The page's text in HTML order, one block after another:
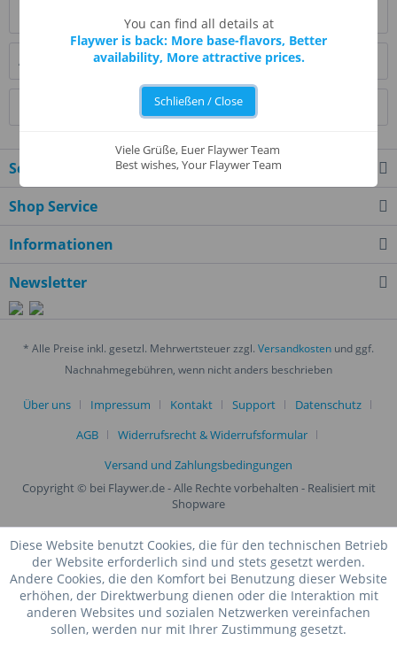
Bewertungen lesen, schreiben und diskutieren...
Ähnliche Artikel
Service Hotline
Shop Service
Informationen
Newsletter
* Alle Preise inkl. gesetzl. Mehrwertsteuer zzgl. Versandkosten und ggf.
Nachnahmegebühren, wenn nicht anders beschrieben
Über uns Impressum Kontakt Support
Datenschutz
AGB
Widerrufsrecht & Widerrufsformular
Versand und Zahlungsbedingungen
Copyright © bei Flaywer.de - Alle Rechte vorbehalten - Realisiert mit
Shopware
Diese Website benutzt Cookies, die für den technischen Betrieb
der Website erforderlich sind und stets gesetzt werden.
Andere Cookies, die den Komfort bei Benutzung dieser Website
erhöhen, der Direktwerbung dienen oder die Interaktion mit
anderen Websites und sozialen Netzwerken vereinfachen
sollen, werden nur mit Ihrer Zustimmung gesetzt.
You can find all details at
Flaywer is back: More base-flavors, Better
availability, More attractive prices.
Schließen / Close
Viele Grüße, Euer Flaywer Team
Best wishes, Your Flaywer Team